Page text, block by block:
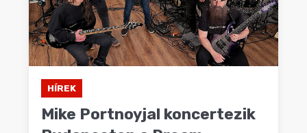
HÍREK
Mike Portnoyjal koncertezik